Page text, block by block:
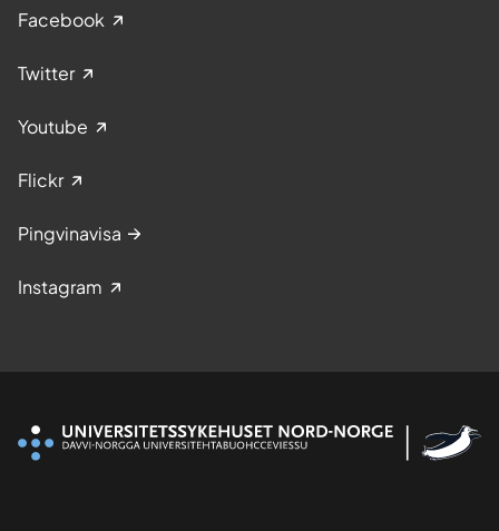
Facebook
Twitter
Youtube
Flickr
Pingvinavisa
Instagram